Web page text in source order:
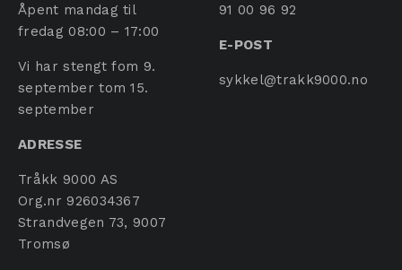
Åpent mandag til
fredag 08:00 – 17:00
Vi har stengt fom 9.
september tom 15.
september
ADRESSE
Tråkk 9000 AS
Org.nr 926034367
Strandvegen 73, 9007
Tromsø
91 00 96 92
E-POST
sykkel@trakk9000.no